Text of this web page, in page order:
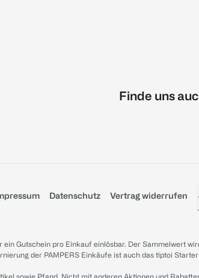
Finde uns
Datenschutz Vertrag widerrufen
Gutschein pro Einkauf einlösbar. Der Sammelwert
der PAMPERS Einkäufe ist auch das tiptoi
sowie Pfand. Nicht mit anderen Aktionen und